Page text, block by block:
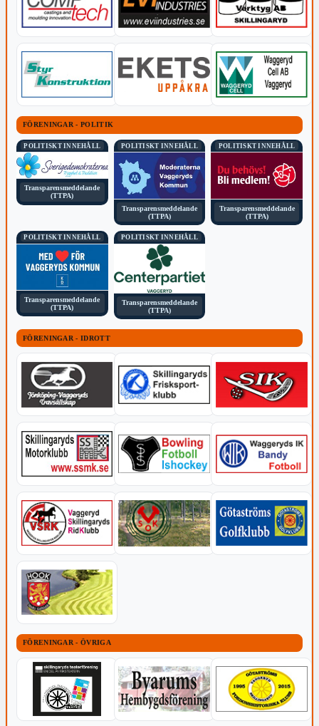
FÖRENINGAR - POLITIK
POLITISKT INNEHÅLL
Transparensmeddelande
(TTPA)
POLITISKT INNEHÅLL
Transparensmeddelande
(TTPA)
POLITISKT INNEHÅLL
Transparensmeddelande
(TTPA)
POLITISKT INNEHÅLL
Transparensmeddelande
(TTPA)
POLITISKT INNEHÅLL
Transparensmeddelande
(TTPA)
FÖRENINGAR - IDROTT
FÖRENINGAR - ÖVRIGA